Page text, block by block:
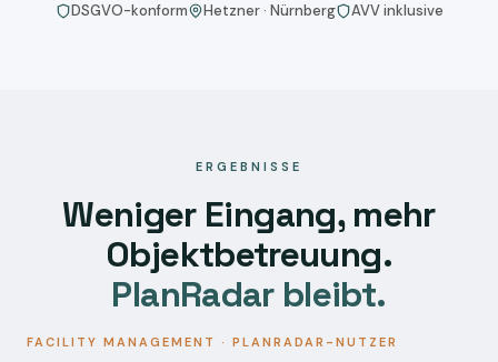
DSGVO-konform Hetzner · Nürnberg AVV inklusive
ERGEBNISSE
Weniger Eingang, mehr
Objektbetreuung.
PlanRadar bleibt.
FACILITY MANAGEMENT · PLANRADAR-NUTZER